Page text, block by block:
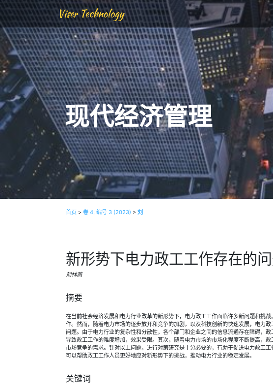
Viser Technology
现代经济管理
首页 >卷 4, 编号 3 (2023) >刘
新形势下电力政工工作存在的
刘林燕
摘要
在当前社会经济发展和电力行业改革的新形势下，电力政工工作面临许多新问题和挑
作。然而，随着电力市场的逐步放开和竞争的加剧，以及科技创新的快速发展，电力
问题。由于电力行业的复杂性和分散性，各个部门和企业之间的信息流通存在障碍，
导致政工工作的难度增加，效果受限。其次，随着电力市场的市场化程度不断提高，
市场竞争的需求。针对以上问题，进行对策研究是十分必要的，有助于促进电力政工
可以帮助政工工作人员更好地应对新形势下的挑战，推动电力行业的稳定发展。
关键词